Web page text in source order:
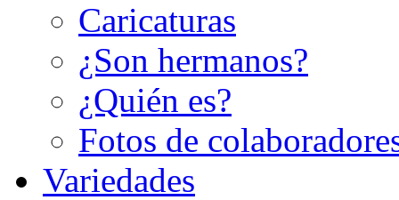
Caricaturas
¿Son hermanos?
¿Quién es?
Fotos de
Variedades